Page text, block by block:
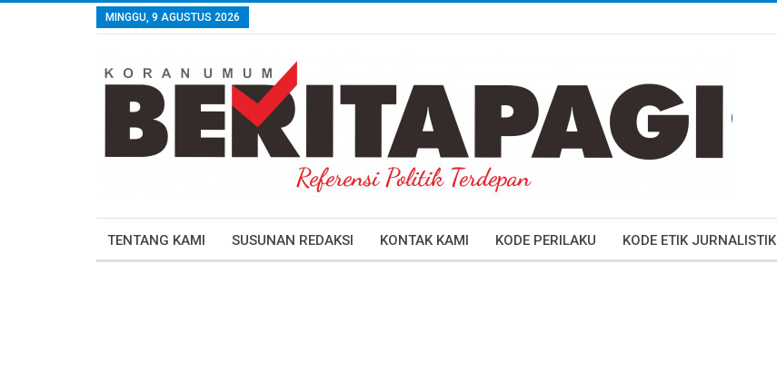
MINGGU, 9 AGUSTUS 2026
TENTANG KAMI SUSUNAN REDAKSI KONTAK KAMI KODE PERILAKU KODE ETIK JURNALISTIK